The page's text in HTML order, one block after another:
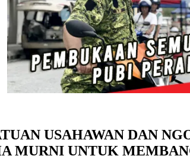
USAHAWAN DAN
MURNI UNTUK